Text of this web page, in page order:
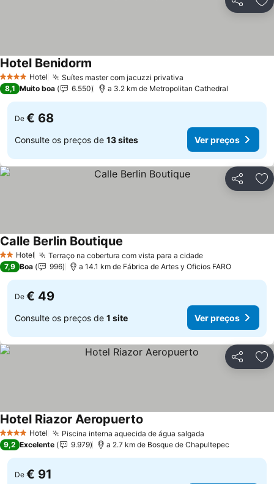
Partilhar
4 EstrelasHotel Suítes master com jacuzzi privativa
Hotel Benidorm
8,1 Muito boa 6.550 a 3.2 km de Metropolitan Cathedral
De € 68
Consulte os preços de 13 sites Ver preços
Partilhar
2 Estrelas
Hotel Terraço na cobertura com vista para a cidadeVer preços
Calle Berlin Boutique
7,9 Boa 996 a 14.1 km de Fábrica de Artes y Oficios FARO
De € 49
Consulte os preços de 1 site Ver preços
Partilhar
4 EstrelasHotel Piscina interna aquecida de água salgada
Hotel Riazor Aeropuerto
9,2 Excelente 9.979 a 2.7 km de Bosque de Chapultepec
De € 91